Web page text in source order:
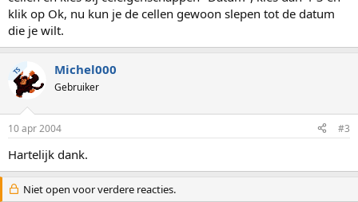
klik op Ok, nu kun je de cellen gewoon slepen tot de datum
die je wilt.
TS Michel000
Gebruiker
10 apr 2004 #3
Hartelijk dank.
Niet open voor verdere reacties.